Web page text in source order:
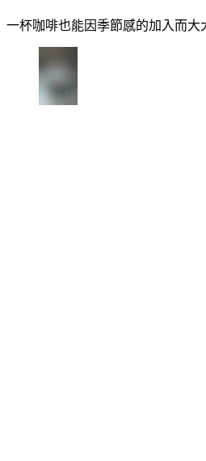
一杯咖啡也能因季節感的加入而大